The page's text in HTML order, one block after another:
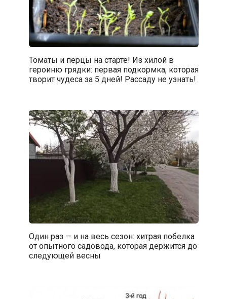
Томаты и перцы на старте! Из хилой в
героиню грядки: первая подкормка, которая
творит чудеса за 5 дней! Рассаду не узнать!
Один раз — и на весь сезон: хитрая побелка
от опытного садовода, которая держится до
следующей весны